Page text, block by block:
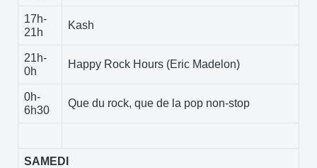
17h-
21h
Kash
21h-
0h
Happy Rock Hours (Eric Madelon)
0h-
6h30
Que du rock, que de la pop non-stop
SAMEDI